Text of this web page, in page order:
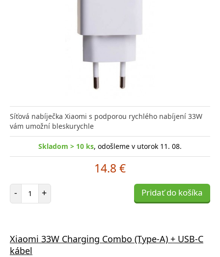
Síťová nabíječka Xiaomi s podporou rychlého nabíjení 33W
vám umožní bleskurychle
Skladom > 10 ks, odošleme v utorok 11. 08.
14.8 €
- Počet položiek
+ Pridať do košíka
Xiaomi 33W Charging Combo (Type-A) + USB-C
kábel